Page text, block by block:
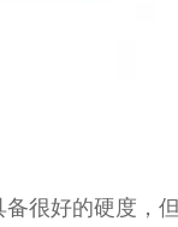
很好的硬度，